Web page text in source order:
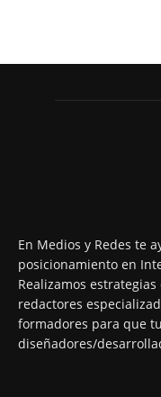
En Medios y Redes te
posicionamiento en
Realizamos
redactores
formadores para que
diseñadores/